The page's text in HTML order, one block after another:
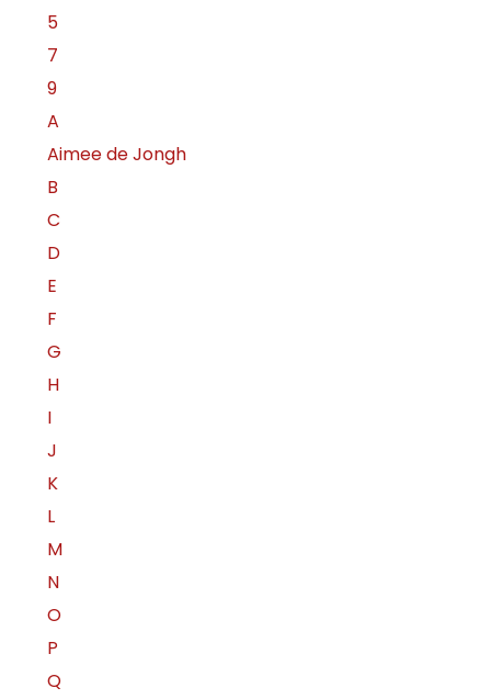
5
7
9
A
Aimee de Jongh
B
C
D
E
F
G
H
I
J
K
L
M
N
O
P
Q